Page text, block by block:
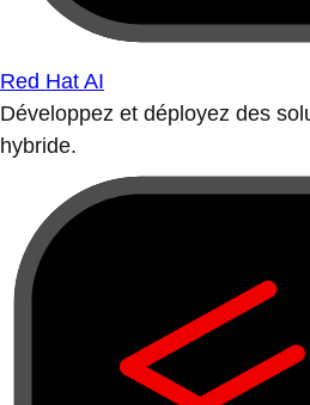
Red Hat AI
Développez et déployez des
hybride.